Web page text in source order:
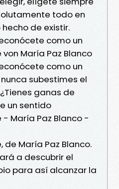
todo en
de existir.
como un
María Paz Blanco
como un
subestimes el
ganas de
un sentido
María Paz Blanco -
de María Paz Blanco.
a descubrir el
para así alcanzar la